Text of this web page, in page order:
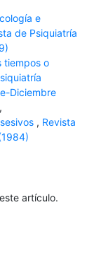
e
de Psiquiatría
tiempos o
Diciembre
, Revista
artículo.